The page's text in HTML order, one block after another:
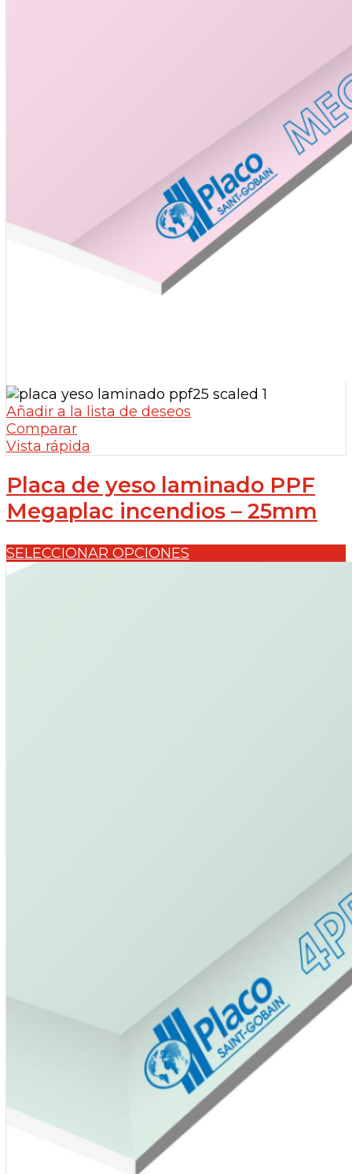
Añadir a la lista de deseos
Comparar
Vista rápida
Placa de yeso laminado PPF
Megaplac incendios – 25mm
SELECCIONAR OPCIONES